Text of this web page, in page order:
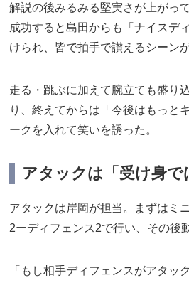
解説の後みるみる堅実さが上がっ
成功すると島田からも「ナイスデ
けられ、皆で拍手で讃えるシーン
走る・跳ぶに加えて腕立ても盛り
り、終えてからは「今後はもっと
ークを入れて笑いを誘った。
アタックは「受け身で
アタックは岸岡が担当。まずはミ
2ーディフェンス2で行い、その後
「もし相手ディフェンスがアタッ